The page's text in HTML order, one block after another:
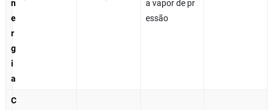
n
e
r
g
i
a
a vapor de pr
essão
C